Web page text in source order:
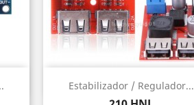
Estabilizador / Regulador...
Vista rápida